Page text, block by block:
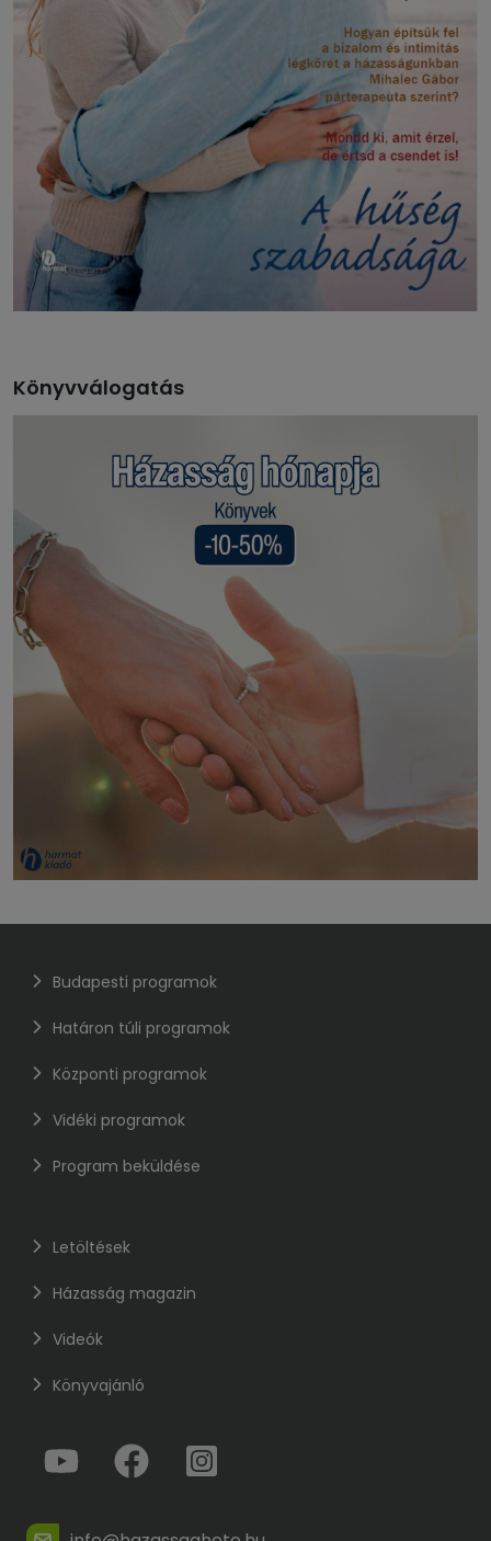
Könyvválogatás
Budapesti programok
Határon túli programok
Központi programok
Vidéki programok
Program beküldése
Letöltések
Házasság magazin
Videók
Könyvajánló